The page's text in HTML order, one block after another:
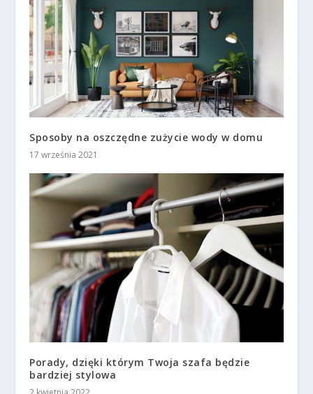
Sposoby na oszczędne zużycie wody w domu
17 września 2021
Porady, dzięki którym Twoja szafa będzie
bardziej stylowa